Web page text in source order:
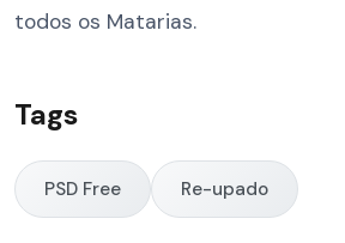
todos os Matarias.
Tags
PSD Free Re-upado